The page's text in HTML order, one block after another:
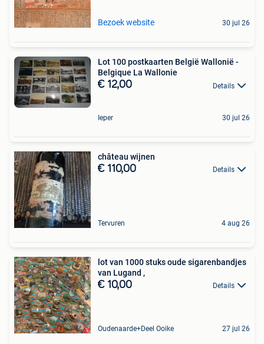
Bezoek website 30 jul 26
Lot 100 postkaarten België Wallonië -
Belgique La Wallonie
€ 12,00 Details
Ieper 30 jul 26
château wijnen
€ 110,00 Details
Tervuren 4 aug 26
lot van 1000 stuks oude sigarenbandjes
van Lugand ,
€ 10,00 Details
Oudenaarde+Deel Ooike 27 jul 26